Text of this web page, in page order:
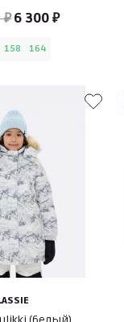
₽6 300 ₽
158 164